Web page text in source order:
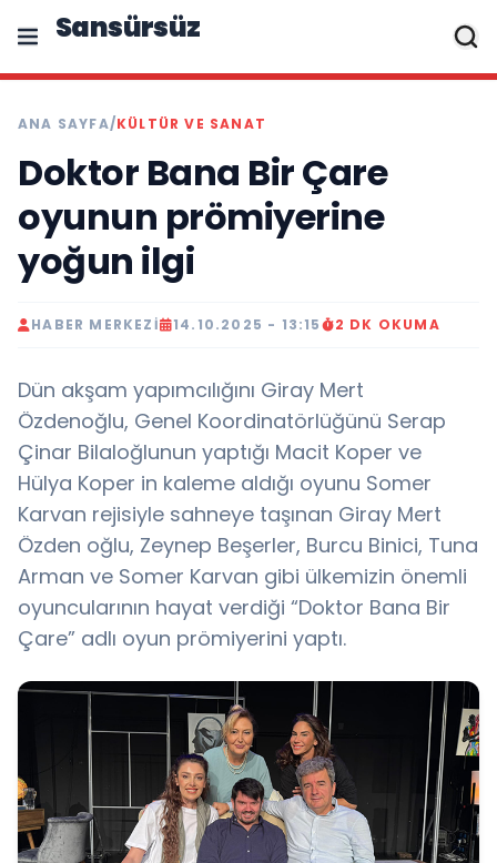
Sansürsüz
ANA SAYFA/KÜLTÜR VE SANAT
Doktor Bana Bir Çare
oyunun prömiyerine
yoğun ilgi
HABER MERKEZI 14.10.2025 - 13:15 2 DK OKUMA
Dün akşam yapımcılığını Giray Mert
Özdenoğlu, Genel Koordinatörlüğünü Serap
Çinar Bilaloğlunun yaptığı Macit Koper ve
Hülya Koper in kaleme aldığı oyunu Somer
Karvan rejisiyle sahneye taşınan Giray Mert
Özden oğlu, Zeynep Beşerler, Burcu Binici, Tuna
Arman ve Somer Karvan gibi ülkemizin önemli
oyuncularının hayat verdiği “Doktor Bana Bir
Çare” adlı oyun prömiyerini yaptı.